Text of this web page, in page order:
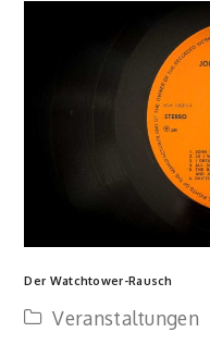
Der Watchtower-Rausch
Veranstaltungen